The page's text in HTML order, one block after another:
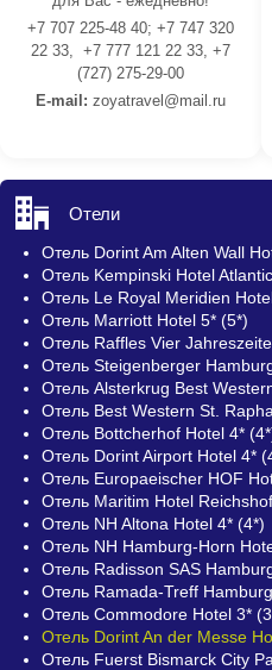
+7 707 225-48 40; +7 747 320
22 33, +7 777 121 22 33, +7
(727) 275-29-00
E-mail: zoyatravel@mail.ru
Отели
Отель Dorint Am Alten Wall
Отель Kempinski Hotel
Отель Le Royal Meridien
Отель Marriott Hotel 5* (5*)
Отель Raffles Vier
Отель Steigenberger
Отель Alsterkrug Best
Отель Best Western St.
Отель Bottcherhof Hotel 4*
Отель Dorint Airport Hotel 4*
Отель Europaeischer HOF
Отель Maritim Hotel
Отель NH Altona Hotel 4* (4*)
Отель NH Hamburg-Horn
Отель Radisson SAS
Отель Ramada-Treff
Отель Commodore Hotel 3*
Отель Dorint An der Messe
Отель Fuerst Bismarck City